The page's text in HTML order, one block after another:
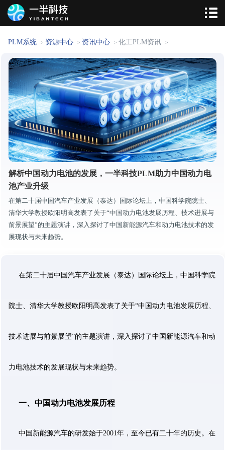
PLM系统 > 资源中心 > 资讯中心 > 化工PLM资讯 >
解析中国动力电池的发展，一半科技PLM助力中国动力电
池产业升级
在第二十届中国汽车产业发展（泰达）国际论坛上，中国科学院院士、
清华大学教授欧阳明高发表了关于“中国动力电池发展历程、技术进展与
前景展望”的主题演讲，深入探讨了中国新能源汽车和动力电池技术的发
展现状与未来趋势。
在第二十届中国汽车产业发展（泰达）国际论坛上，中国科学院
院士、清华大学教授欧阳明高发表了关于“中国动力电池发展历程、
技术进展与前景展望”的主题演讲，深入探讨了中国新能源汽车和动
力电池技术的发展现状与未来趋势。
一、中国动力电池发展历程
中国新能源汽车的研发始于2001年，至今已有二十年的历史。在